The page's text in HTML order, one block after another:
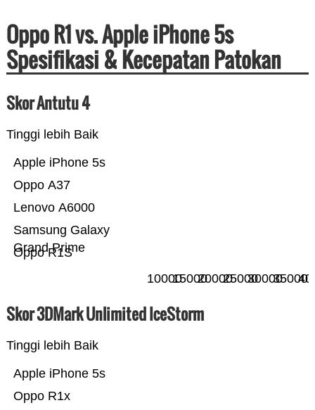
Oppo R1 vs. Apple iPhone 5s
Spesifikasi & Kecepatan Patokan
Skor Antutu 4
Tinggi lebih Baik
Oppo R1S
Samsung Galaxy
Grand Prime
Lenovo A6000
Oppo A37
Apple iPhone 5s
100001500020000250003000035000
Skor 3DMark Unlimited IceStorm
Tinggi lebih Baik
Oppo R1x
Apple iPhone 5s